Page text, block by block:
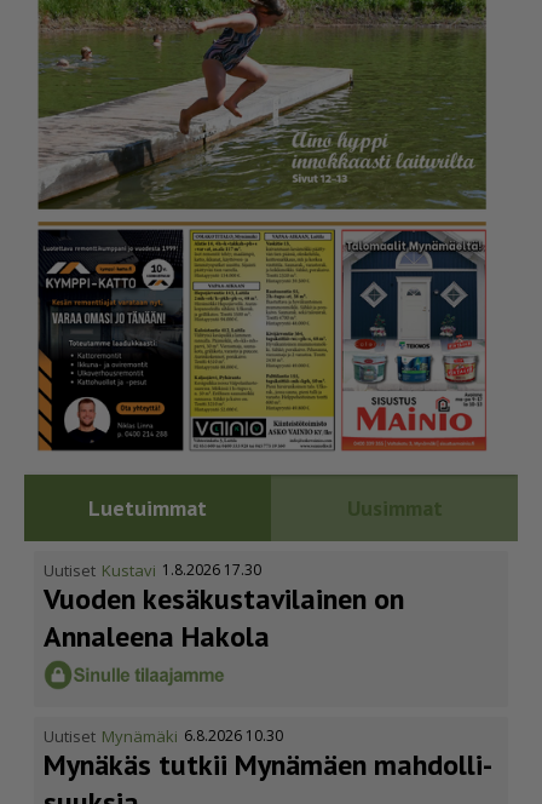
Luetuimmat Uusimmat
Uutiset Kustavi 1.8.2026 17.30
Vuoden kesäkus­ta­vi­lainen on
Annaleena Hakola
Uutiset Mynämäki 6.8.2026 10.30
Mynäkäs tutkii Mynämäen mahdol­li­